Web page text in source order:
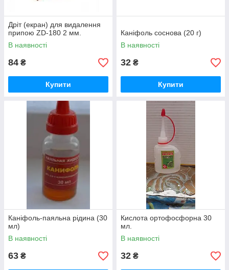
Дріт (екран) для видалення
припою ZD-180 2 мм.
В наявності
84 ₴
Купити
Каніфоль соснова (20 г)
В наявності
32 ₴
Купити
Каніфоль-паяльна рідина (30
мл)
В наявності
63 ₴
Кислота ортофосфорна 30
мл.
В наявності
32 ₴